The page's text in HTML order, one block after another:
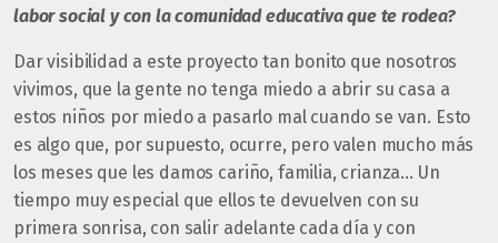
labor social y con la comunidad educativa que te rodea?
Dar visibilidad a este proyecto tan bonito que nosotros
vivimos, que la gente no tenga miedo a abrir su casa a
estos niños por miedo a pasarlo mal cuando se van. Esto
es algo que, por supuesto, ocurre, pero valen mucho más
los meses que les damos cariño, familia, crianza… Un
tiempo muy especial que ellos te devuelven con su
primera sonrisa, con salir adelante cada día y con